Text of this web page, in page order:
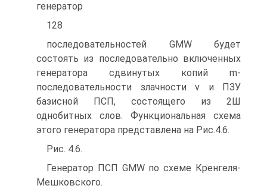
генератор
128
последовательностей GMW будет
состоять из последовательно включенных
генератора сдвинутых копий m-
последовательности злачности v и ПЗУ
базисной ПСП, состоящего из 2Ш
однобитных слов. Функциональная схема
этого генератора представлена на Рис.4.6.
Рис. 4.6.
Генератор ПСП GMW по схеме Кренгеля-
Мешковского.